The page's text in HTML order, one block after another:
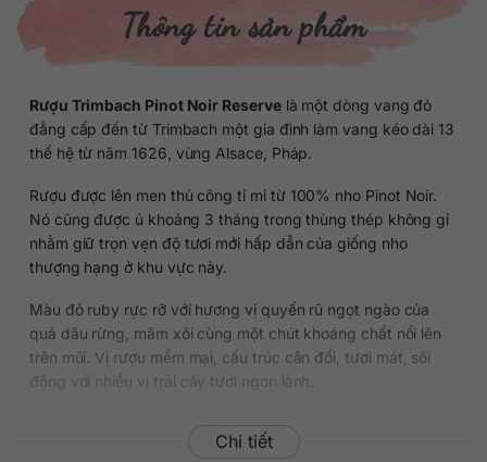
Thông tin sản phẩm
Rượu Trimbach Pinot Noir Reservelà một dòng vang đỏ
đẳng cấp đến từ Trimbach một gia đình làm vang kéo dài 13
thế hệ từ năm 1626, vùng Alsace, Pháp.
Rượu được lên men thủ công tỉ mỉ từ 100% nho Pinot Noir.
Nó cũng được ủ khoảng 3 tháng trong thùng thép không gỉ
nhằm giữ trọn vẹn độ tươi mới hấp dẫn của giống nho
thượng hạng ở khu vực này.
Màu đỏ ruby rực rỡ với hương vị quyến rũ ngọt ngào của
quả dâu rừng, mâm xôi cùng một chút khoáng chất nổi lên
trên mũi. Vị rượu mềm mại, cấu trúc cân đối, tươi mát, sôi
động với nhiều vị trái cây tươi ngon lành.
Chi tiết